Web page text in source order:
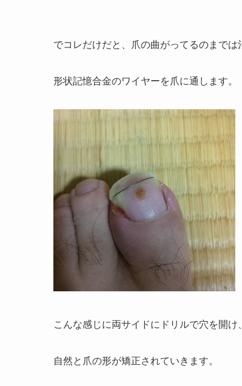
でコレだけだと、爪の曲がってるのまでは
形状記憶合金のワイヤーを爪に通します。
こんな感じに両サイドにドリルで穴を開
自然と爪の形が矯正されていきます。